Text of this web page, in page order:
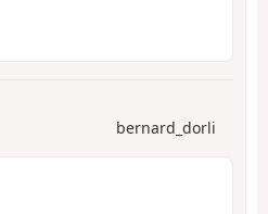
bernard_dorli